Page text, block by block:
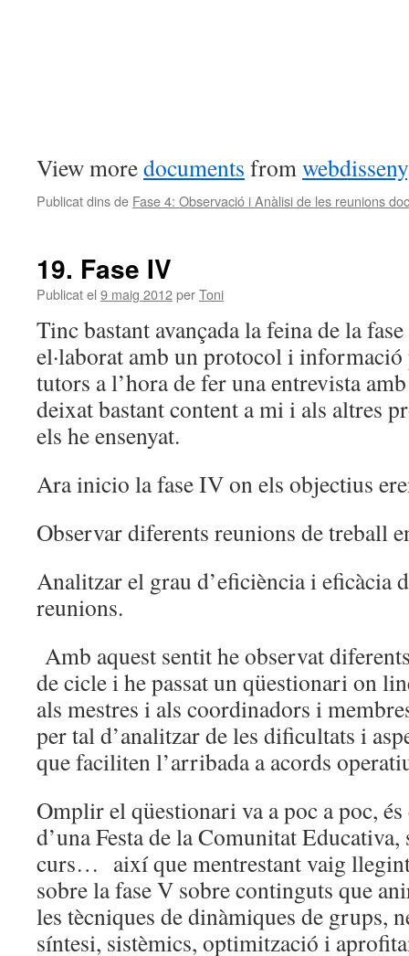
View moredocuments fromwebdisseny
Publicat dins de Fase 4: Observació i Anàlisi de les reunions
19. Fase IV
Publicat el 9 maig 2012perToni
Tinc bastant avançada la feina de la
el·laborat amb un protocol i
tutors a l’hora de fer una entrevista
deixat bastant content a mi i als altres
els he ensenyat.
Ara inicio la fase IV on els objectius
Observar diferents reunions de treball
Analitzar el grau d’eficiència i eficàcia
reunions.
Amb aquest sentit he observat
de cicle i he passat un qüestionari on
als mestres i als coordinadors i
per tal d’analitzar de les dificultats i
que faciliten l’arribada a acords
Omplir el qüestionari va a poc a poc,
d’una Festa de la Comunitat Educativa,
curs… així que mentrestant vaig
sobre la fase V sobre continguts que
les tècniques de dinàmiques de grups,
síntesi, sistèmics, optimització i